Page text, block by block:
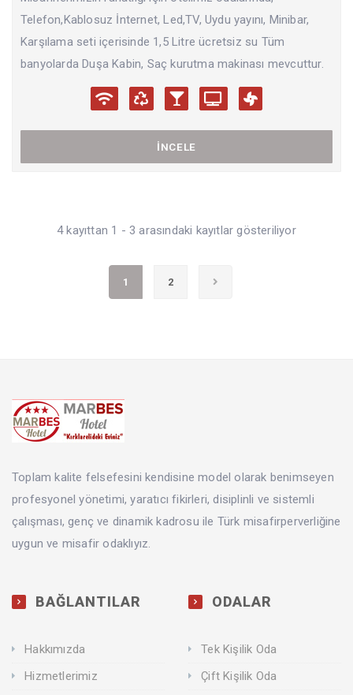
Telefon,Kablosuz İnternet, Led,TV, Uydu yayını, Minibar,
Karşılama seti içerisinde 1,5 Litre ücretsiz su Tüm
banyolarda Duşa Kabin, Saç kurutma makinası mevcuttur.
İNCELE
4 kayıttan 1 - 3 arasındaki kayıtlar gösteriliyor
1 2
Toplam kalite felsefesini kendisine model olarak benimseyen
profesyonel yönetimi, yaratıcı fikirleri, disiplinli ve sistemli
çalışması, genç ve dinamik kadrosu ile Türk misafirperverliğine
uygun ve misafir odaklıyız.
BAĞLANTILAR
Hakkımızda
Hizmetlerimiz
ODALAR
Tek Kişilik Oda
Çift Kişilik Oda